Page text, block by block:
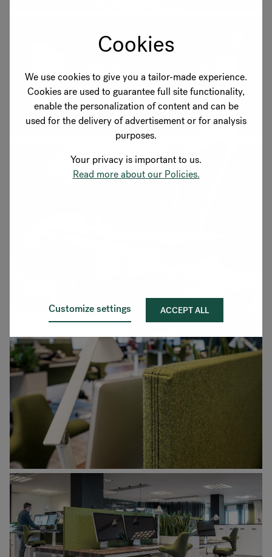
Cookies
We use cookies to give you a tailor-made experience.
Cookies are used to guarantee full site functionality,
enable the personalization of content and can be
used for the delivery of advertisement or for analysis
purposes.
Your privacy is important to us.
Read more about our Policies.
Customize settings ACCEPT ALL